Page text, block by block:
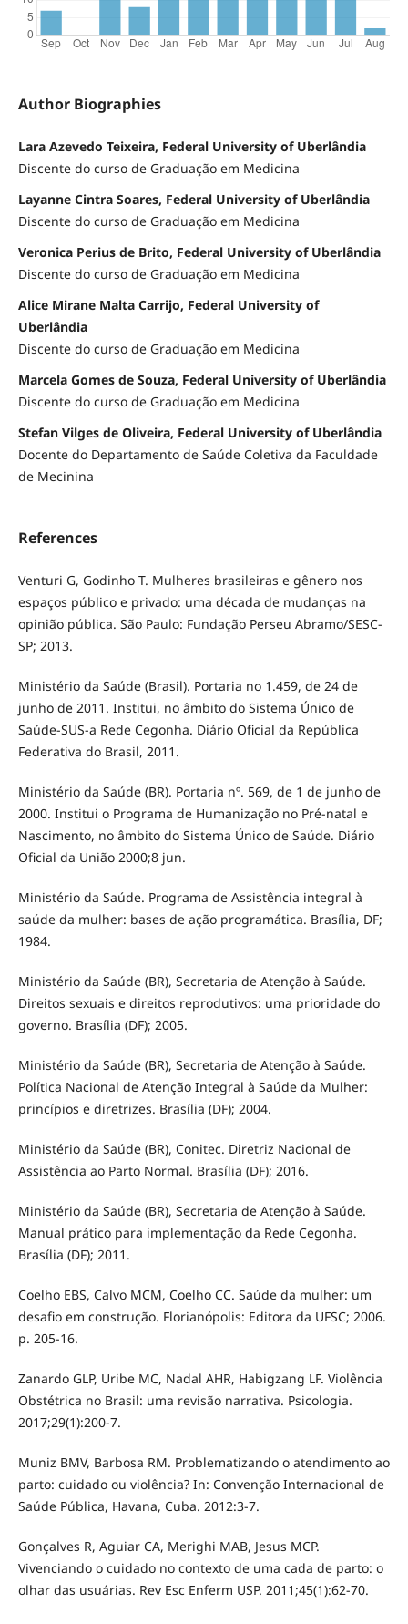
Author Biographies
Lara Azevedo Teixeira, Federal University of Uberlândia
Discente do curso de Graduação em Medicina
Layanne Cintra Soares, Federal University of Uberlândia
Discente do curso de Graduação em Medicina
Veronica Perius de Brito, Federal University of Uberlândia
Discente do curso de Graduação em Medicina
Alice Mirane Malta Carrijo, Federal University of
Uberlândia
Discente do curso de Graduação em Medicina
Marcela Gomes de Souza, Federal University of Uberlândia
Discente do curso de Graduação em Medicina
Stefan Vilges de Oliveira, Federal University of Uberlândia
Docente do Departamento de Saúde Coletiva da Faculdade
de Mecinina
References
Venturi G, Godinho T. Mulheres brasileiras e gênero nos
espaços público e privado: uma década de mudanças na
opinião pública. São Paulo: Fundação Perseu Abramo/SESC-
SP; 2013.
Ministério da Saúde (Brasil). Portaria no 1.459, de 24 de
junho de 2011. Institui, no âmbito do Sistema Único de
Saúde-SUS-a Rede Cegonha. Diário Oficial da República
Federativa do Brasil, 2011.
Ministério da Saúde (BR). Portaria nº. 569, de 1 de junho de
2000. Institui o Programa de Humanização no Pré-natal e
Nascimento, no âmbito do Sistema Único de Saúde. Diário
Oficial da União 2000;8 jun.
Ministério da Saúde. Programa de Assistência integral à
saúde da mulher: bases de ação programática. Brasília, DF;
1984.
Ministério da Saúde (BR), Secretaria de Atenção à Saúde.
Direitos sexuais e direitos reprodutivos: uma prioridade do
governo. Brasília (DF); 2005.
Ministério da Saúde (BR), Secretaria de Atenção à Saúde.
Política Nacional de Atenção Integral à Saúde da Mulher:
princípios e diretrizes. Brasília (DF); 2004.
Ministério da Saúde (BR), Conitec. Diretriz Nacional de
Assistência ao Parto Normal. Brasília (DF); 2016.
Ministério da Saúde (BR), Secretaria de Atenção à Saúde.
Manual prático para implementação da Rede Cegonha.
Brasília (DF); 2011.
Coelho EBS, Calvo MCM, Coelho CC. Saúde da mulher: um
desafio em construção. Florianópolis: Editora da UFSC; 2006.
p. 205-16.
Zanardo GLP, Uribe MC, Nadal AHR, Habigzang LF. Violência
Obstétrica no Brasil: uma revisão narrativa. Psicologia.
2017;29(1):200-7.
Muniz BMV, Barbosa RM. Problematizando o atendimento ao
parto: cuidado ou violência? In: Convenção Internacional de
Saúde Pública, Havana, Cuba. 2012:3-7.
Gonçalves R, Aguiar CA, Merighi MAB, Jesus MCP.
Vivenciando o cuidado no contexto de uma cada de parto: o
olhar das usuárias. Rev Esc Enferm USP. 2011;45(1):62-70.